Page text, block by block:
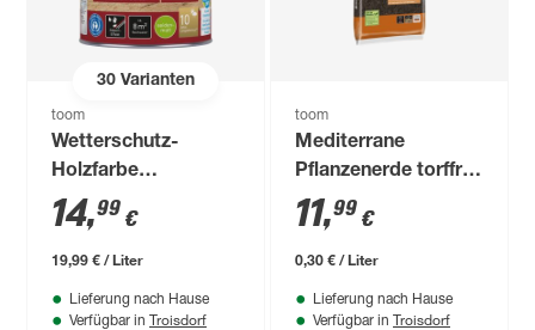
30Varianten
toom
Wetterschutz-
Holzfarbe
'Schwedenrot' rot
750 ml
14,99 €
19,99 € / Liter
Lieferung nach Hause
Verfügbar in Troisdorf
toom
Mediterrane
Pflanzenerde torffrei
40 l
11,99 €
0,30 € / Liter
Lieferung nach Hause
Verfügbar in Troisdorf